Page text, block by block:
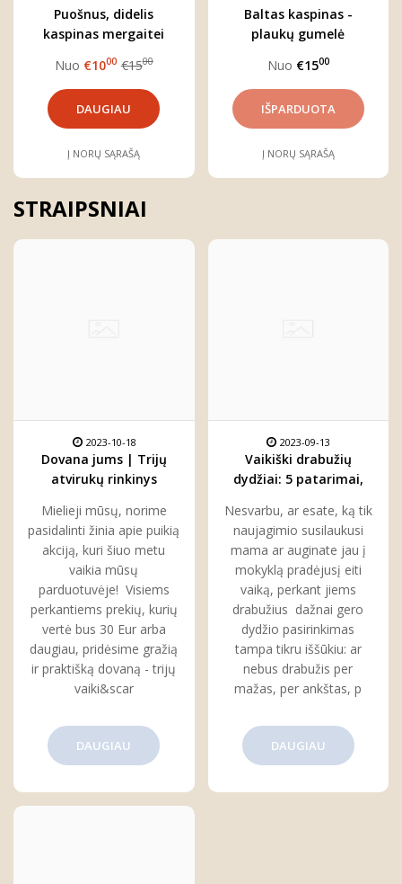
Puošnus, didelis
kaspinas mergaitei
Nuo €1000 €1500
DAUGIAU
Į NORŲ SĄRAŠĄ
Baltas kaspinas -
plaukų gumelė
Nuo €1500
Į NORŲ SĄRAŠĄ
STRAIPSNIAI
2023-10-18
Dovana jums | Trijų
atvirukų rinkinys
Mielieji mūsų, norime
pasidalinti žinia apie puikią
akciją, kuri šiuo metu
vaikia mūsų
parduotuvėje! Visiems
perkantiems prekių, kurių
vertė bus 30 Eur arba
daugiau, pridėsime gražią
ir praktišką dovaną - trijų
vaiki&scar
DAUGIAU
2023-09-13
Vaikiški drabužių
dydžiai: 5 patarimai,
pasirinkti
Nesvarbu, ar esate, ką tik
naujagimio susilaukusi
mama ar auginate jau į
mokyklą pradėjusį eiti
vaiką, perkant jiems
drabužius dažnai gero
dydžio pasirinkimas
tampa tikru iššūkiu: ar
nebus drabužis per
mažas, per ankštas, p
DAUGIAU